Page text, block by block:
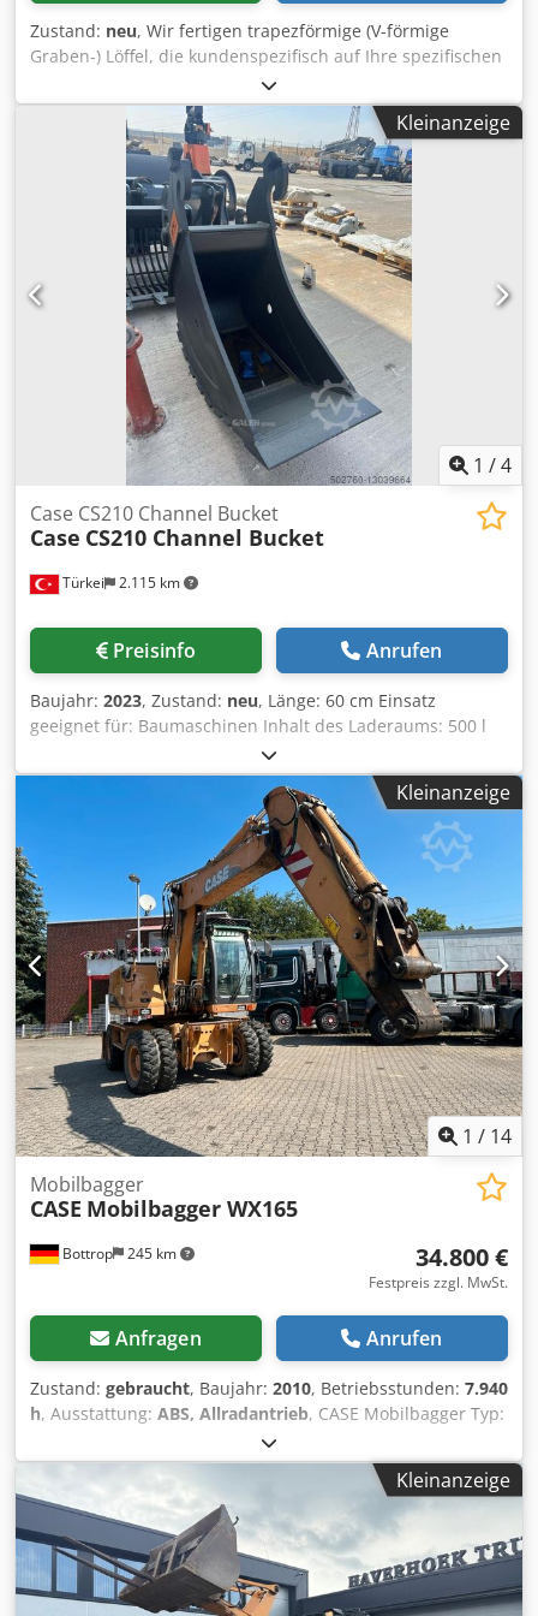
Zustand: neu, Wir fertigen trapezförmige (V-förmige
Graben-) Löffel, die kundenspezifisch auf Ihre spezifischen
Kanalmaße abgestimmt sind. Crsdpfx Aewn E A Hsanof
Kleinanzeige
1 /4
Türkei 2.115 km
Case CS210 Channel Bucket
Case CS210 Channel Bucket
Preisinfo Anrufen
Baujahr: 2023, Zustand: neu, Länge: 60 cm Einsatz
geeignet für: Baumaschinen Inhalt des Laderaums: 500 l
Crjdspq Tbujpfx Aansf Garantie: 6 Monate
Kleinanzeige
1 / 14
Bottrop 245 km
Mobilbagger
CASE Mobilbagger WX165
34.800 €
Festpreis zzgl. MwSt.
Anfragen Anrufen
Zustand: gebraucht, Baujahr: 2010, Betriebsstunden: 7.940
h, Ausstattung: ABS, Allradantrieb, CASE Mobilbagger Typ:
WX165 (Hydraulic Exavator) Typ approval number: N211
Motorhersteller : Case Motorleistung: 105 kW
Betriebsstunden : 7940 h Zul. Gesamtgewicht : 18000 kg
Transportlänge :8,19 m Transportbreite:1,91 m
Transporthöhe: 2,89 m Farbe : Gelb Cjdpjzripcjfx Aanerf -
Joystick-Steuerung - Planierschild - Kamera Gerne
unterstützen wir Sie auch im Bereich Finanzierung/Leasing
Kleinanzeige